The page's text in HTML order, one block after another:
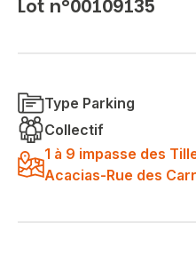
Lot n°00109135
Type Parking
Collectif
1 à 9 impasse des
Acacias-Rue des